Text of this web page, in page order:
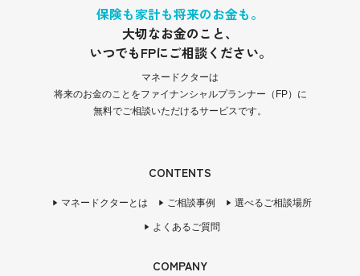
保険も家計も将来のお金も。
大切なお金のこと、
いつでもFPにご相談ください。
マネードクターは
将来のお金のことをファイナンシャルプランナー（FP）に
無料でご相談いただけるサービスです。
CONTENTS
マネードクターとは ご相談事例 選べるご相談場所
よくあるご質問
COMPANY